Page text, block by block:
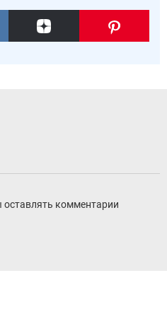
оставлять комментарии